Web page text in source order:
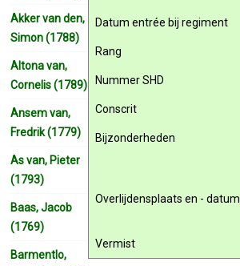
Datum entrée bij regiment
Rang
Nummer SHD
Conscrit
Bijzonderheden
Overlijdensplaats en - datum
Vermist
Akker van den,
Simon (1788)
Altona van,
Cornelis (1789)
Ansem van,
Fredrik (1779)
As van, Pieter
(1793)
Baas, Jacob
(1769)
Barmentlo,